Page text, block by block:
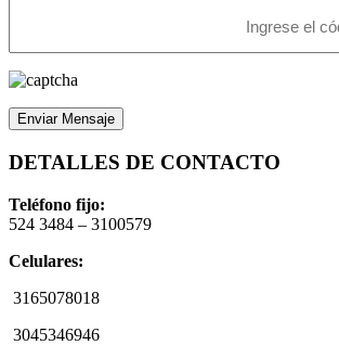
DETALLES DE CONTACTO
Teléfono fijo:
524 3484 – 3100579
Celulares:
3165078018
3045346946